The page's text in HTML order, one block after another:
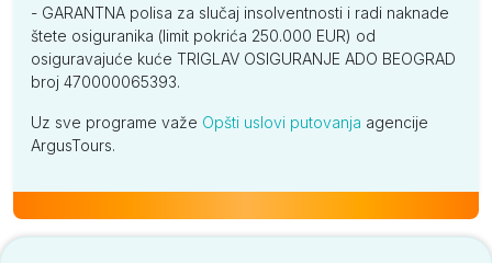
- GARANTNA polisa za slučaj insolventnosti i radi naknade
štete osiguranika (limit pokrića 250.000 EUR) od
osiguravajuće kuće TRIGLAV OSIGURANJE ADO BEOGRAD
broj 470000065393.
Uz sve programe važe Opšti uslovi putovanja agencije
ArgusTours.